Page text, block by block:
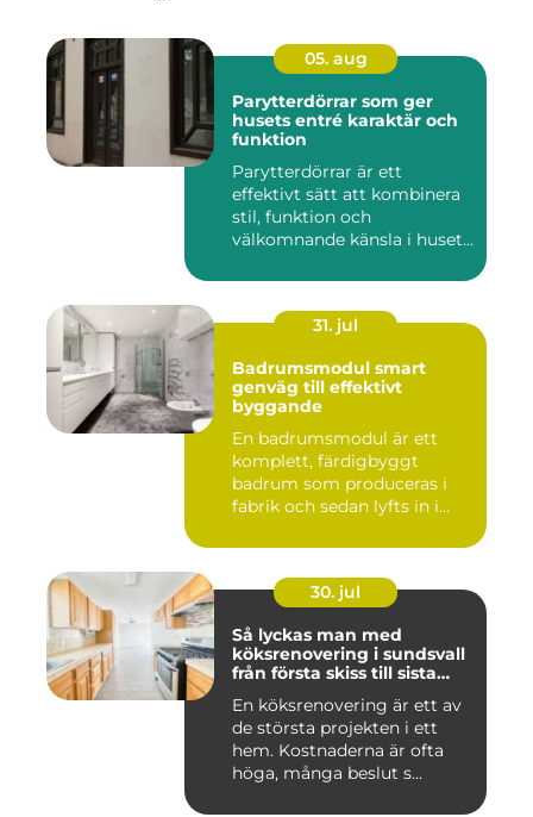
05. aug
Parytterdörrar som ger
husets entré karaktär och
funktion
Parytterdörrar är ett
effektivt sätt att kombinera
stil, funktion och
välkomnande känsla i husets
31. jul
Badrumsmodul smart
genväg till effektivt
byggande
En badrumsmodul är ett
komplett, färdigbyggt
badrum som produceras i
fabrik och sedan lyfts in i
30. jul
Så lyckas man med
köksrenovering i sundsvall
från första skiss till sista
En köksrenovering är ett av
de största projekten i ett
hem. Kostnaderna är ofta
höga, många beslut s...